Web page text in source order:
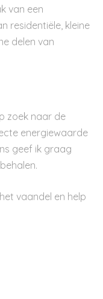
van een
residentiële, kleine
delen van
zoek naar de
energiewaarde
geef ik graag
vaandel en help